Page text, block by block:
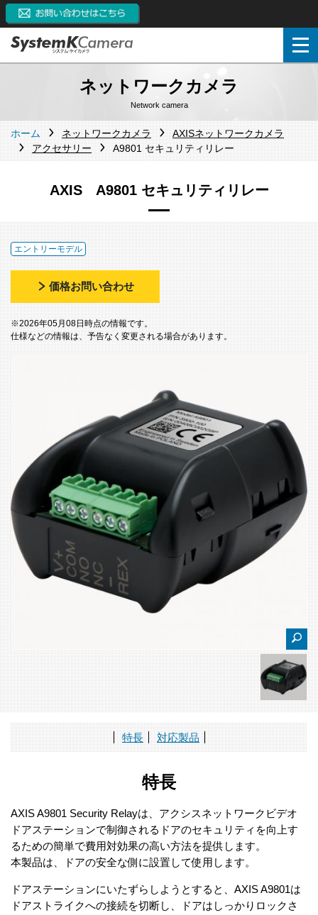
ネットワークカメラ
Network camera
ホーム ネットワークカメラ
AXISネットワークカメラ
アクセサリー
A9801 セキュリティリレー
AXIS A9801 セキュリティリレー
エントリーモデル
価格お問い合わせ
※2026年05月08日時点の情報です。
仕様などの情報は、予告なく変更される場合があります。
特長 対応製品
特長
AXIS A9801 Security Relayは、アクシスネットワークビデオ
ドアステーションで制御されるドアのセキュリティを向上す
るための簡単で費用対効果の高い方法を提供します。
本製品は、ドアの安全な側に設置して使用します。
ドアステーションにいたずらしようとすると、AXIS A9801は
ドアストライクへの接続を切断し、ドアはしっかりロックさ